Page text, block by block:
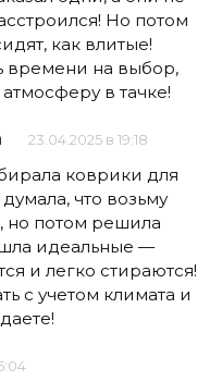
Но потом
как влитые!
времени на выбор,
в тачке!
23.04.2025 в 19:18
коврики для
что возьму
но потом решила
идеальные —
и легко стираются!
с учетом климата и